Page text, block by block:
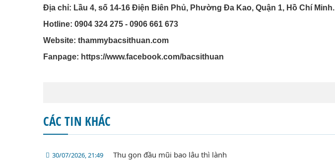
Địa chỉ: Lầu 4, số 14-16 Điện Biên Phủ, Phường Đa Kao, Quận 1, Hồ Chí Minh.
Hotline: 0904 324 275 - 0906 661 673
Website: thammybacsithuan.com
Fanpage: https://www.facebook.com/bacsithuan
CÁC TIN KHÁC
30/07/2026, 21:49 Thu gọn đầu mũi bao lâu thì lành